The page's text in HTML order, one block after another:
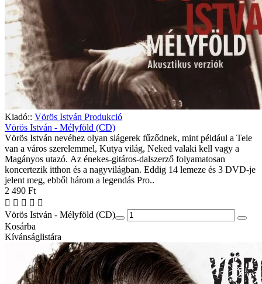
Kiadó:: Vörös István Produkció
Vörös István - Mélyföld (CD)
Vörös István nevéhez olyan slágerek fűződnek, mint például a Tele
van a város szerelemmel, Kutya világ, Neked valaki kell vagy a
Magányos utazó. Az énekes-gitáros-dalszerző folyamatosan
koncertezik itthon és a nagyvilágban. Eddig 14 lemeze és 3 DVD-je
jelent meg, ebből három a legendás Pro..
2 490 Ft
Vörös István - Mélyföld (CD)
Kosárba
Kívánságlistára